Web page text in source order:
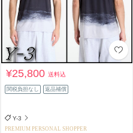
¥25,800送料込
関税負担なし 返品補償
Y-3
PREMIUM PERSONAL SHOPPER